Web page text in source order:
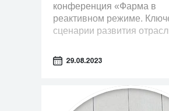
конференция «Фарма в
реактивном режиме.
сценарии развития
29.08.2023